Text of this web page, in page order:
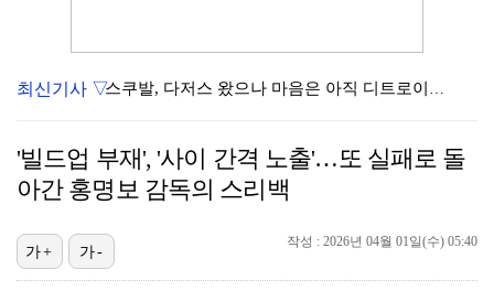
스쿠발, 다저스 왔으나 마음은 아직 디트로이트에…"다시…
[ST포토] 홍진영2, 버디 성공
[ST포토] 박현경, 가벼운 발걸음
최신기사 ▽
'빌드업 부재', '사이 간격 노출'…또 실패로 돌
아간 홍명보 감독의 스리백
작성 : 2026년 04월 01일(수) 05:40
가+ 가-